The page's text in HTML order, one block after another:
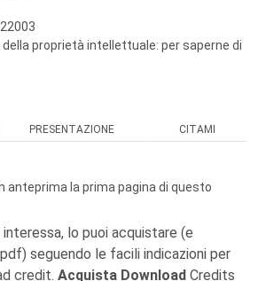
della proprietà intellettuale: per saperne di
PRESENTAZIONE CITAMI
anteprima la prima pagina di questo
lo puoi acquistare (e
seguendo le facili indicazioni per
credit. Acquista Download Credits